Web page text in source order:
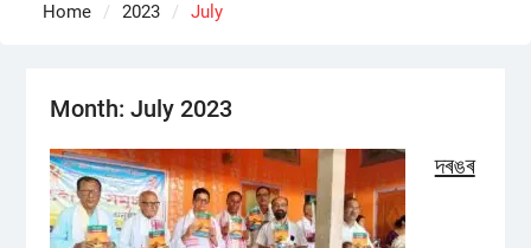
Home 2023 July
Month: July 2023
দৰঙৰ